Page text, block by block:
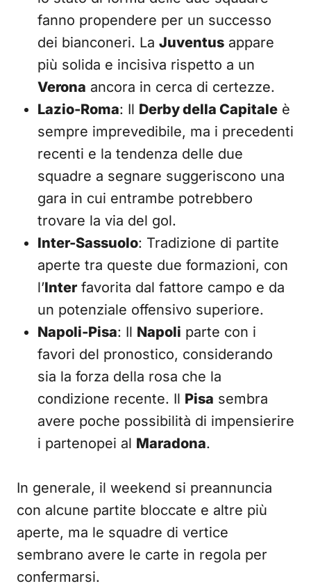
fanno propendere per un successo
dei bianconeri. La Juventus appare
più solida e incisiva rispetto a un
Verona ancora in cerca di certezze.
Lazio-Roma: Il Derby della Capitale è
sempre imprevedibile, ma i precedenti
recenti e la tendenza delle due
squadre a segnare suggeriscono una
gara in cui entrambe potrebbero
trovare la via del gol.
Inter-Sassuolo: Tradizione di partite
aperte tra queste due formazioni, con
l’Inter favorita dal fattore campo e da
un potenziale offensivo superiore.
Napoli-Pisa: Il Napoli parte con i
favori del pronostico, considerando
sia la forza della rosa che la
condizione recente. Il Pisa sembra
avere poche possibilità di impensierire
i partenopei al Maradona.
In generale, il weekend si preannuncia
con alcune partite bloccate e altre più
aperte, ma le squadre di vertice
sembrano avere le carte in regola per
confermarsi.